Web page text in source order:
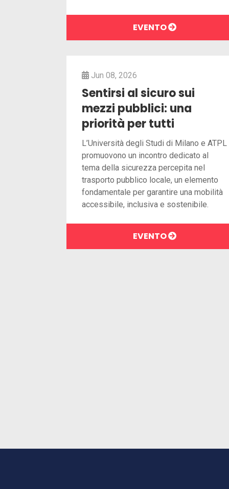
EVENTO
Jun 08, 2026
Sentirsi al sicuro sui
mezzi pubblici: una
priorità per tutti
L’Università degli Studi di Milano e ATPL
promuovono un incontro dedicato al
tema della sicurezza percepita nel
trasporto pubblico locale, un elemento
fondamentale per garantire una mobilità
accessibile, inclusiva e sostenibile.
EVENTO